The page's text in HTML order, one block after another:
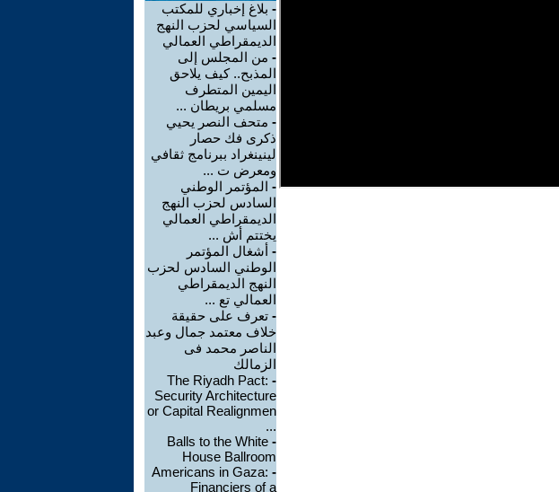
- بلاغ إخباري للمكتب
السياسي لحزب النهج
الديمقراطي العمالي
- من المجلس إلى
المذبح.. كيف يلاحق
اليمين المتطرف
مسلمي بريطان ...
- متحف النصر يحيي
ذكرى فك حصار
لينينغراد ببرنامج ثقافي
ومعرض ت ...
- المؤتمر الوطني
السادس لحزب النهج
الديمقراطي العمالي
يختتم أش ...
- أشغال المؤتمر
الوطني السادس لحزب
النهج الديمقراطي
العمالي تع ...
- تعرف على حقيقة
خلاف معتمد جمال وعبد
الناصر محمد فى
الزمالك
-
The Riyadh Pact:
Security Architecture
or Capital Realignmen
...
-
Balls to the White
House Ballroom
-
Americans in Gaza:
Financiers of a